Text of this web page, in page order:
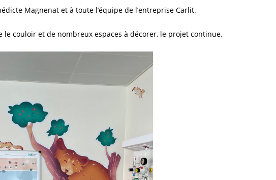
Magnenat et à toute l’équipe de l’entreprise Carlit.
le couloir et de nombreux espaces à décorer, le projet continue.